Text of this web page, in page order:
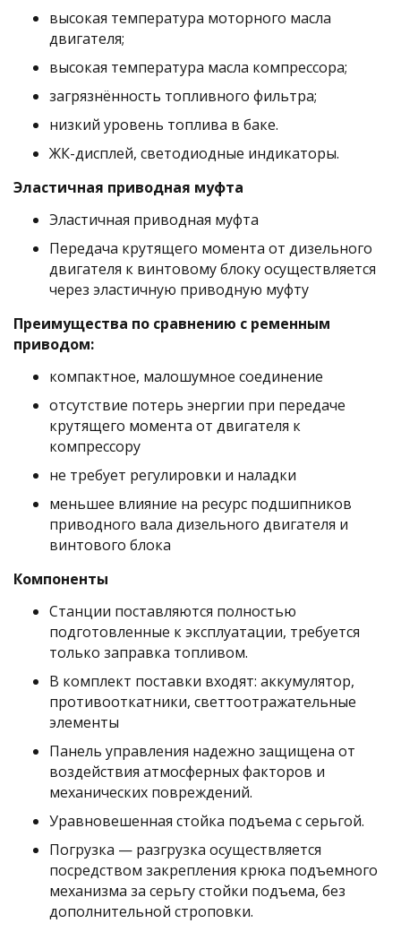
высокая температура моторного масла
двигателя;
высокая температура масла компрессора;
загрязнённость топливного фильтра;
низкий уровень топлива в баке.
ЖК-дисплей, светодиодные индикаторы.
Эластичная приводная муфта
Эластичная приводная муфта
Передача крутящего момента от дизельного
двигателя к винтовому блоку осуществляется
через эластичную приводную муфту
Преимущества по сравнению с ременным
приводом:
компактное, малошумное соединение
отсутствие потерь энергии при передаче
крутящего момента от двигателя к
компрессору
не требует регулировки и наладки
меньшее влияние на ресурс подшипников
приводного вала дизельного двигателя и
винтового блока
Компоненты
Станции поставляются полностью
подготовленные к эксплуатации, требуется
только заправка топливом.
В комплект поставки входят: аккумулятор,
противооткатники, светтоотражательные
элементы
Панель управления надежно защищена от
воздействия атмосферных факторов и
механических повреждений.
Уравновешенная стойка подъема с серьгой.
Погрузка — разгрузка осуществляется
посредством закрепления крюка подъемного
механизма за серьгу стойки подъема, без
дополнительной строповки.